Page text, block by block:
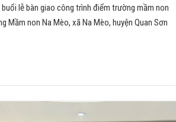
lễ bàn giao công trình điểm trường mầm non
Mầm non Na Mèo, xã Na Mèo, huyện Quan Sơn